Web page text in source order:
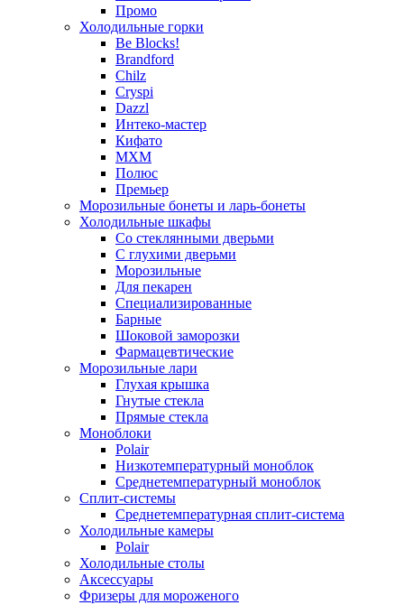
Промо
Холодильные горки
Be Blocks!
Brandford
Chilz
Cryspi
Dazzl
Интеко-мастер
Кифато
МХМ
Полюс
Премьер
Морозильные бонеты и ларь-бонеты
Холодильные шкафы
Со стеклянными дверьми
С глухими дверьми
Морозильные
Для пекарен
Специализированные
Барные
Шоковой заморозки
Фармацевтические
Морозильные лари
Глухая крышка
Гнутые стекла
Прямые стекла
Моноблоки
Polair
Низкотемпературный моноблок
Среднетемпературный моноблок
Сплит-системы
Среднетемпературная сплит-система
Холодильные камеры
Polair
Холодильные столы
Аксессуары
Фризеры для мороженого